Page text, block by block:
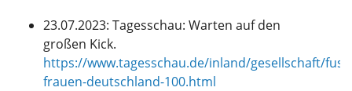
23.07.2023: Tagesschau: Warten auf den
großen Kick.
https://www.tagesschau.de/inland/gesellschaft/
frauen-deutschland-100.html